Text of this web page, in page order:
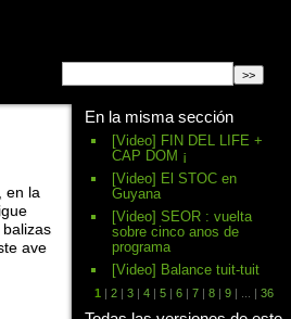
En la misma sección
[Video] FIN DEL LIFE +
CAP DOM ¡
[Video] El STOC en
Guyana
[Video] SEOR : vuelta
sobre cinco anos de
programa
[Video] Balance tuit-tuit
1| 2| 3| 4| 5| 6| 7| 8| 9| ... 36
en la
ave